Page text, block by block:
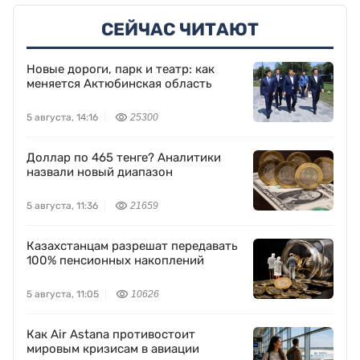
СЕЙЧАС ЧИТАЮТ
Новые дороги, парк и театр: как
меняется Актюбинская область
5 августа, 14:16 25300
Доллар по 465 тенге? Аналитики
назвали новый диапазон
5 августа, 11:36 21659
Казахстанцам разрешат передавать
100% пенсионных накоплений
5 августа, 11:05 10626
Как Air Astana противостоит
мировым кризисам в авиации